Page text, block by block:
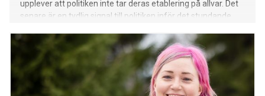
upplever att politiken inte tar deras etablering på allvar. Det
senare är en tydlig signal till politiken inför det stundande
2026 från försäkringsbolaget Bliwa – en undersökning som
uteslutande riktar sig till unga 20–29 år och fokuserar helt
på etableringsfasen i arbetslivet, från den som söker jobb
efter gymnasiet till den som nyligen tagit
universitetsexamen.